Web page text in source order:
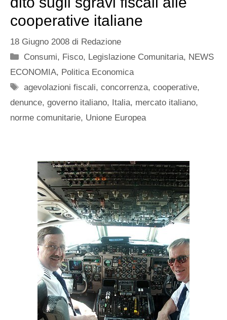
cooperative italiane
18 Giugno 2008 di Redazione
Categorie
Consumi, Fisco, Legislazione Comunitaria, NEWS
ECONOMIA, Politica Economica
Tag
agevolazioni fiscali,concorrenza,cooperative,
denunce, governo italiano, Italia, mercato italiano,
norme comunitarie, Unione Europea